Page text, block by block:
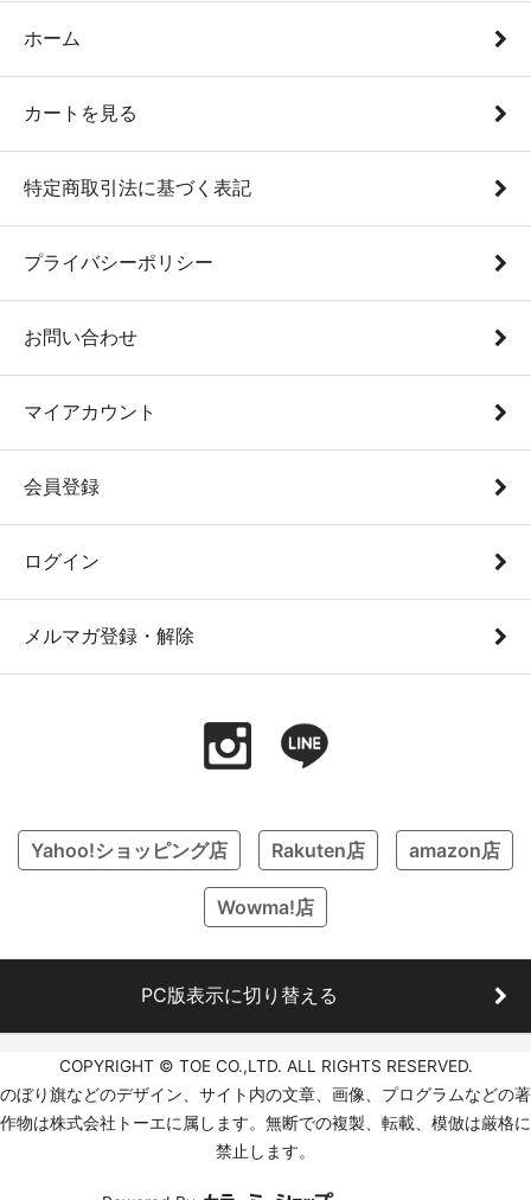
ホーム
カートを見る
特定商取引法に基づく表記
プライバシーポリシー
お問い合わせ
マイアカウント
会員登録
ログイン
メルマガ登録・解除
Yahoo!ショッピング店 Rakuten店 amazon店
Wowma!店
PC版表示に切り替える
COPYRIGHT © TOE CO.,LTD. ALL RIGHTS RESERVED.
のぼり旗などのデザイン、サイト内の文章、画像、プログラムなどの著
作物は株式会社トーエに属します。無断での複製、転載、模倣は厳格に
禁止します。